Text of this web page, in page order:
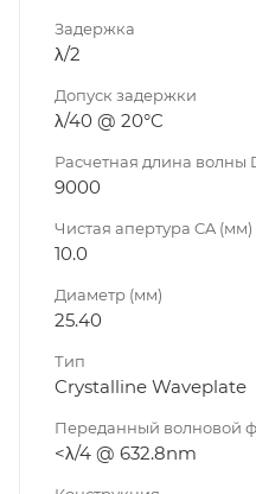
Задержка
λ/2
Допуск задержки
λ/40 @ 20°C
Расчетная длина волны
9000
Чистая апертура CA (мм)
10.0
Диаметр (мм)
25.40
Тип
Crystalline Waveplate
Переданный волновой
<λ/4 @ 632.8nm